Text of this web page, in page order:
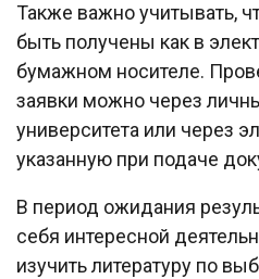
Также важно учитывать,
быть получены как в
бумажном носителе.
заявки можно через
университета или через
указанную при подаче
В период ожидания
себя интересной
изучить литературу по